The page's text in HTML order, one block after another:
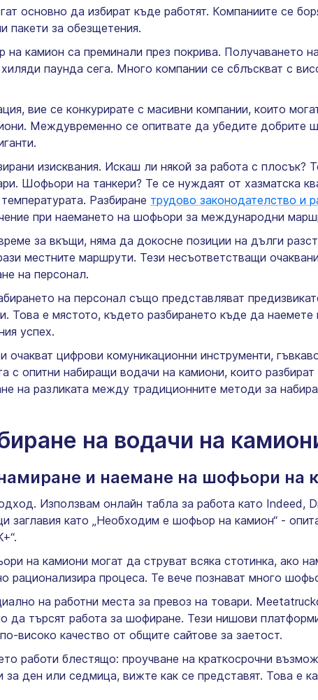
основно да избират къде работят. Компаниите се
пакети за обезщетения.
камион са преминали през покрива. Получаването
паунда сега. Много компании се сблъскват с
вие се конкурирате с масивни компании, които
Междувременно се опитвате да убедите добрите
изисквания. Искаш ли някой за работа с
Шофьори на танкери? Те се нуждаят от хазматска
Разбиране трудово законодателство и
при наемането на шофьори за международни
за вкъщи, няма да докосне позиции на дълги
местните маршрути. Тези несъответстващи
на персонал.
на персонал също представляват
Това е мястото, където разбирането къде да
успех.
очакват цифрови комуникационни инструменти,
с опитни набиращи водачи на камиони, които
на разликата между традиционните методи за
на водачи на
и наемане на шофьори на
Използвам онлайн табла за работа като Indeed,
като „Необходим е шофьор на камион“ -
на камиони могат да струват всяка стотинка, ако
рационализира процеса. Те вече познават много
на работни места за превоз на товари.
да търсят работа за шофиране. Тези нишови
високо качество от общите сайтове за заетост.
работи блестящо: проучване на краткосрочни
ден или седмица, вижте как се представят. Това е